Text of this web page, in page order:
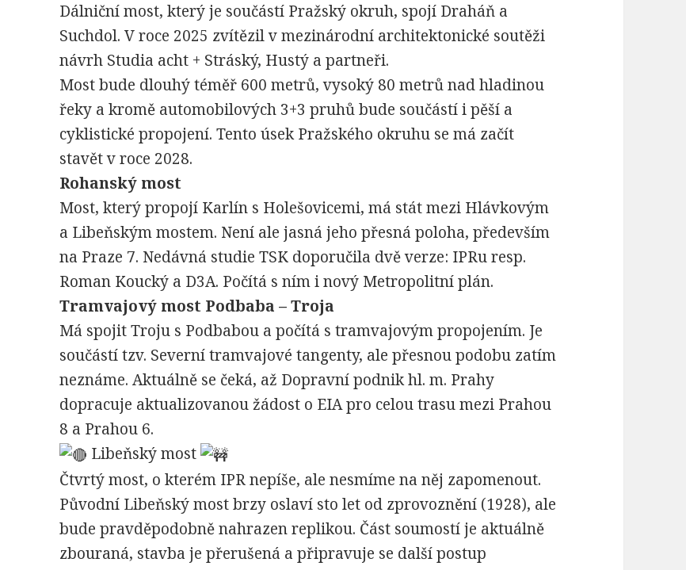
Dálniční most, který je součástí Pražský okruh, spojí Draháň a
Suchdol. V roce 2025 zvítězil v mezinárodní architektonické soutěži
návrh Studia acht + Stráský, Hustý a partneři.
Most bude dlouhý téměř 600 metrů, vysoký 80 metrů nad hladinou
řeky a kromě automobilových 3+3 pruhů bude součástí i pěší a
cyklistické propojení. Tento úsek Pražského okruhu se má začít
stavět v roce 2028.
Rohanský most
Most, který propojí Karlín s Holešovicemi, má stát mezi Hlávkovým
a Libeňským mostem. Není ale jasná jeho přesná poloha, především
na Praze 7. Nedávná studie TSK doporučila dvě verze: IPRu resp.
Roman Koucký a D3A. Počítá s ním i nový Metropolitní plán.
Tramvajový most Podbaba – Troja
Má spojit Troju s Podbabou a počítá s tramvajovým propojením. Je
součástí tzv. Severní tramvajové tangenty, ale přesnou podobu zatím
neznáme. Aktuálně se čeká, až Dopravní podnik hl. m. Prahy
dopracuje aktualizovanou žádost o EIA pro celou trasu mezi Prahou
8 a Prahou 6.
Libeňský most
Čtvrtý most, o kterém IPR nepíše, ale nesmíme na něj zapomenout.
Původní Libeňský most brzy oslaví sto let od zprovoznění (1928), ale
bude pravděpodobně nahrazen replikou. Část soumostí je aktuálně
zbouraná, stavba je přerušená a připravuje se další postup